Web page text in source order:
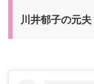
川井郁子の元